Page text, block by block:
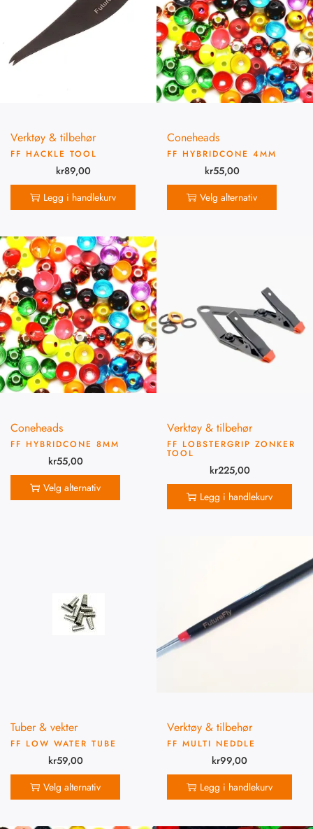
Verktøy & tilbehør
FF HACKLE TOOL
kr89,00
Legg i handlekurv
Coneheads
FF HYBRIDCONE 4MM
kr55,00
Velg alternativ
Coneheads
FF HYBRIDCONE 8MM
kr55,00
Velg alternativ
Verktøy & tilbehør
FF LOBSTERGRIP ZONKER
TOOL
kr225,00
Legg i handlekurv
Tuber & vekter
FF LOW WATER TUBE
kr59,00
Velg alternativ
Verktøy & tilbehør
FF MULTI NEDDLE
kr99,00
Legg i handlekurv